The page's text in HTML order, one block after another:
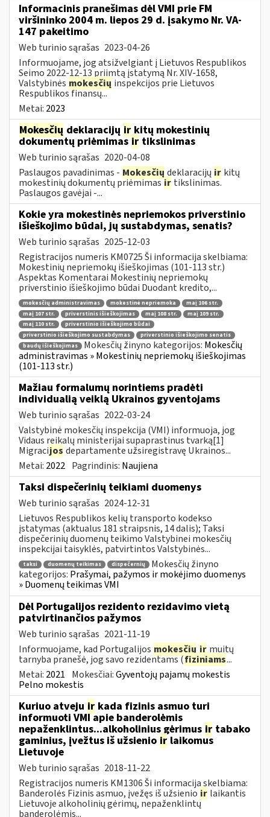
Informacinis pranešimas dėl VMI prie FM
viršininko 2004 m. liepos 29 d. įsakymo Nr. VA-
147 pakeitimo
Web turinio sąrašas 2023-04-26
Informuojame, jog atsižvelgiant į Lietuvos Respublikos
Seimo 2022-12-13 priimtą įstatymą Nr. XIV-1658,
Valstybinės mokesčių inspekcijos prie Lietuvos
Respublikos finansų...
Metai: 2023
Mokesčių deklaracijų ir kitų mokestinių
dokumentų priėmimasir tikslinimas
Web turinio sąrašas 2020-04-08
Paslaugos pavadinimas - Mokesčių deklaracijų ir kitų
mokestinių dokumentų priėmimasir tikslinimas.
Paslaugos gavėjai -...
Kokie yra mokestinės nepriemokos priverstinio
išieškojimo būdai, jų sustabdymas, senatis?
Web turinio sąrašas 2025-12-03
Registracijos numeris KM0725 Ši informacija skelbiama:
Mokestinių nepriemokų išieškojimas (101-113 str.)
Aspektas Komentarai Mokestinių nepriemokų
priverstinio išieškojimo būdai Duodant kredito,...
mokesčių administravimas mokestinė nepriemoka
maį 106 str.
maį 107 str.
priverstinis išieškojimas maį 108 str.
maį 109 str.
maį 110 str.
priverstinio išieškojimo būdai
priverstinio išieškojimo sustabdymas
priverstinio išieškojimo senatis
baudų išieškojimas
Mokesčių žinyno kategorijos: Mokesčių
administravimas » Mokestinių nepriemokų išieškojimas
(101-113 str.)
Mažiau formalumų norintiems pradėti
individualią veiklą Ukrainos gyventojams
Web turinio sąrašas 2022-03-24
Valstybinė mokesčių inspekcija (VMI) informuoja, jog
Vidaus reikalų ministerijai supaprastinus tvarką[1]
Migracijos departamente užsiregistravę Ukrainos...
Metai: 2022 Pagrindinis: Naujiena
Taksi dispečerinių teikiami duomenys
Web turinio sąrašas 2024-12-31
Lietuvos Respublikos kelių transporto kodekso
įstatymas (aktualus 181 straipsnis, 14 dalis); Taksi
dispečerinių duomenų teikimo Valstybinei mokesčių
inspekcijai taisyklės, patvirtintos Valstybinės...
taksi duomenų teikimas dispečernių
Mokesčių žinyno
kategorijos: Prašymai, pažymos ir mokėjimo duomenys
» Duomenų teikimas VMI
Dėl Portugalijos rezidento rezidavimo vietą
patvirtinančios pažymos
Web turinio sąrašas 2021-11-19
Informuojame, kad Portugalijos mokesčių ir muitų
tarnyba pranešė, jog savo rezidentams (fiziniams...
Metai: 2021 Mokesčiai:Gyventojų pajamų mokestis
Pelno mokestis
Kuriuo atveju ir kada fizinis asmuo turi
informuoti VMI apie banderolėmis
nepaženklintus...alkoholinius gėrimus ir tabako
gaminius, įvežtus iš užsienio ir laikomus
Lietuvoje
Web turinio sąrašas 2018-11-22
Registracijos numeris KM1306 Ši informacija skelbiama:
Banderolės Fizinis asmuo, įvežęs iš užsienio ir laikantis
Lietuvoje alkoholinių gėrimų, nepaženklintų
banderolėmis...